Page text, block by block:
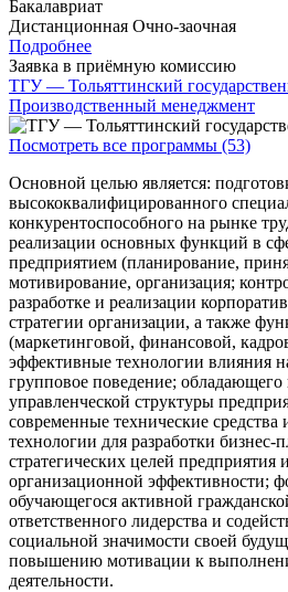
Бакалавриат
Дистанционная Очно-заочная
Подробнее
Заявка в приёмную комиссию
ТГУ — Тольяттинский
Производственный менеджмент
Посмотреть все программы (53)
Основной целью является:
высококвалифицированного
конкурентоспособного на рынке
реализации основных функций в
предприятием (планирование,
мотивирование, организация;
разработке и реализации
стратегии организации, а также
(маркетинговой, финансовой,
эффективные технологии влияния
групповое поведение;
управленческой структуры
современные технические
технологии для разработки бизнес-
стратегических целей предприятия
организационной эффективности;
обучающегося активной
ответственного лидерства и
социальной значимости своей
повышению мотивации к
деятельности.